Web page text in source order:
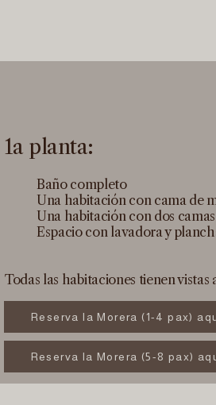
1a planta:
Baño completo
Una habitación con cama de
Una habitación con dos
Espacio con lavadora y
Todas las habitaciones tienen vistas
Reserva la Morera (1-4 pax)
Reserva la Morera (5-8 pax)